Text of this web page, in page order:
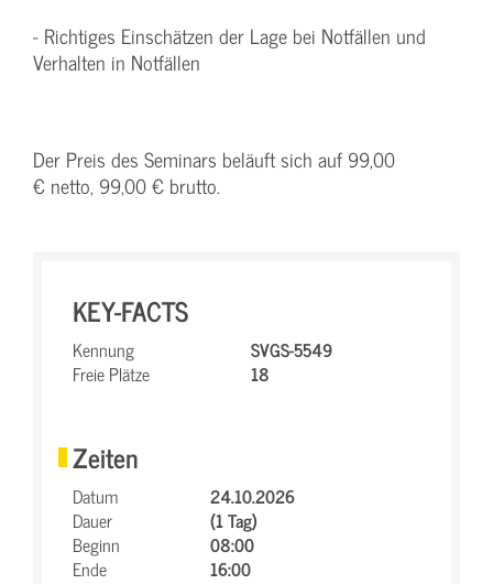
- Richtiges Einschätzen der Lage bei Notfällen und
Verhalten in Notfällen
Der Preis des Seminars beläuft sich auf 99,00
€ netto, 99,00 € brutto.
KEY-FACTS
Kennung
SVGS-5549
Freie Plätze
18
Zeiten
Datum
24.10.2026
Dauer
(1 Tag)
Beginn
08:00
Ende
16:00